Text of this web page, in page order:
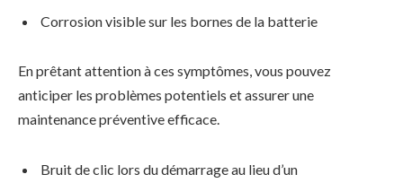
Corrosion visible sur les bornes de la batterie
En prêtant attention à ces symptômes, vous pouvez
anticiper les problèmes potentiels et assurer une
maintenance préventive efficace.
Bruit de clic lors du démarrage au lieu d’un